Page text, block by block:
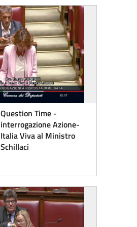
Question Time -
interrogazione Azione-
Italia Viva al Ministro
Schillaci